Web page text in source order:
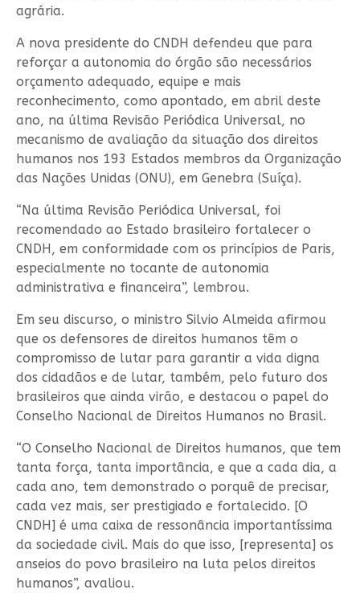
agrária.
A nova presidente do CNDH defendeu que para
reforçar a autonomia do órgão são necessários
orçamento adequado, equipe e mais
reconhecimento, como apontado, em abril deste
ano, na última Revisão Periódica Universal, no
mecanismo de avaliação da situação dos direitos
humanos nos 193 Estados membros da Organização
das Nações Unidas (ONU), em Genebra (Suíça).
“Na última Revisão Periódica Universal, foi
recomendado ao Estado brasileiro fortalecer o
CNDH, em conformidade com os princípios de Paris,
especialmente no tocante de autonomia
administrativa e financeira”, lembrou.
Em seu discurso, o ministro Silvio Almeida afirmou
que os defensores de direitos humanos têm o
compromisso de lutar para garantir a vida digna
dos cidadãos e de lutar, também, pelo futuro dos
brasileiros que ainda virão, e destacou o papel do
Conselho Nacional de Direitos Humanos no Brasil.
“O Conselho Nacional de Direitos humanos, que tem
tanta força, tanta importância, e que a cada dia, a
cada ano, tem demonstrado o porquê de precisar,
cada vez mais, ser prestigiado e fortalecido. [O
CNDH] é uma caixa de ressonância importantíssima
da sociedade civil. Mais do que isso, [representa] os
anseios do povo brasileiro na luta pelos direitos
humanos”, avaliou.